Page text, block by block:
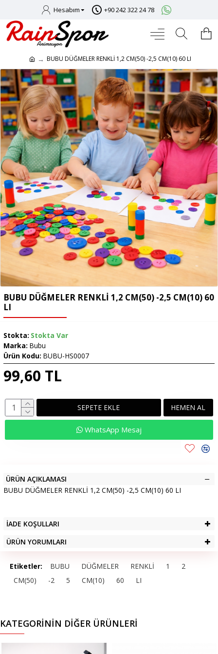
Hesabım +90 242 322 24 78
BUBU DÜĞMELER RENKLİ 1,2 CM(50) -2,5 CM(10) 60 LI
BUBU DÜĞMELER RENKLİ 1,2 CM(50) -2,5 CM(10) 60
LI
99,60 TL
Stokta: Stokta Var
Marka: Bubu
Ürün Kodu: BUBU-HS0007
SEPETE EKLE HEMEN AL
WhatsApp Mesaj
ÜRÜN AÇIKLAMASI
BUBU DÜĞMELER RENKLİ 1,2 CM(50) -2,5 CM(10) 60 LI
İADE KOŞULLARI
ÜRÜN YORUMLARI
Etiketler: BUBU DÜĞMELER RENKLİ 1
2
CM(50)
-2 5 CM(10) 60 LI
KATEGORININ DIĞER ÜRÜNLERI